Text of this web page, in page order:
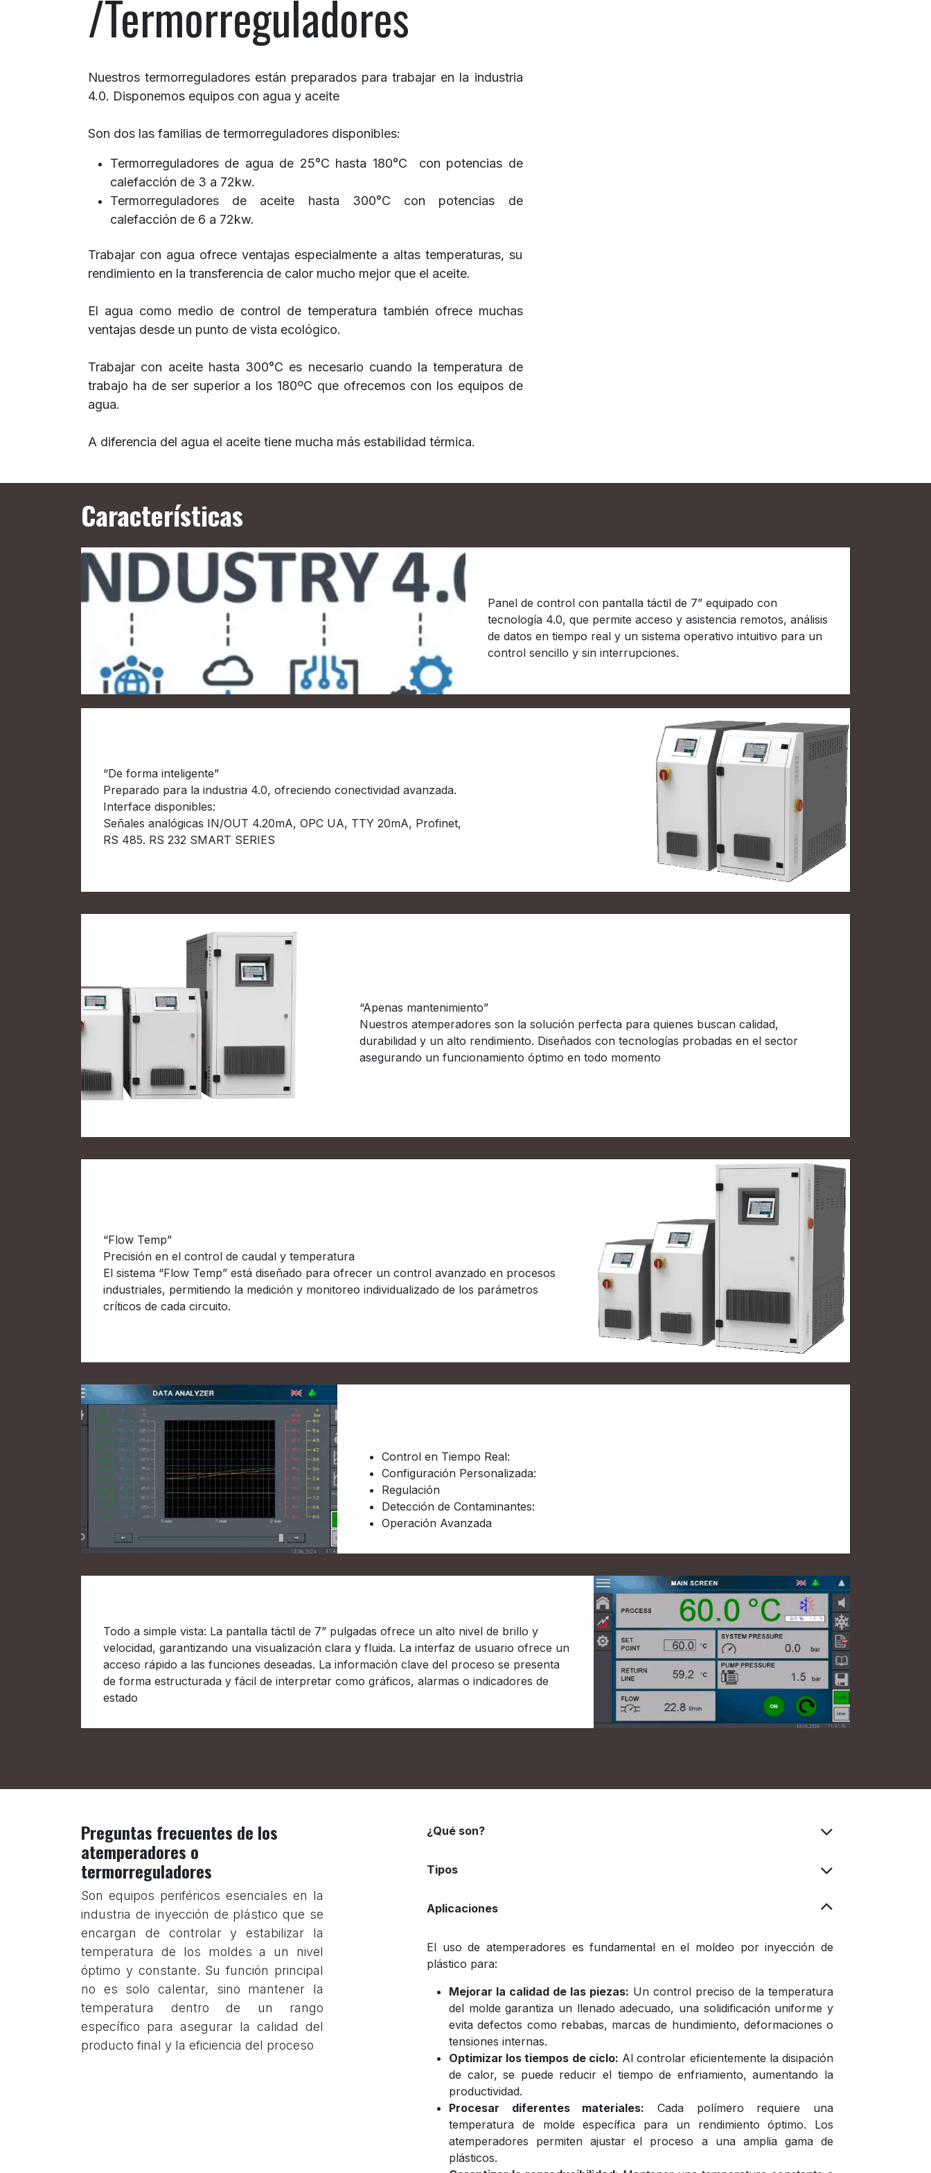
/Termorreguladores
Nuestros termorreguladores están preparados para trabajar en la industria
4.0. Disponemos equipos con agua y aceite
Son dos las familias de termorreguladores disponibles:
Termorreguladores de agua de 25°C hasta 180°C con potencias de
calefacción de 3 a 72kw.
Termorreguladores de aceite hasta 300°C con potencias de
calefacción de 6 a 72kw.
Trabajar con agua ofrece ventajas especialmente a altas temperaturas, su
rendimiento en la transferencia de calor mucho mejor que el aceite.
El agua como medio de control de temperatura también ofrece muchas
ventajas desde un punto de vista ecológico.
Trabajar con aceite hasta 300°C es necesario cuando la temperatura de
trabajo ha de ser superior a los 180ºC que ofrecemos con los equipos de
agua.
A diferencia del agua el aceite tiene mucha más estabilidad térmica.
Características
Panel de control con pantalla táctil de 7” equipado con
tecnología 4.0, que permite acceso y asistencia remotos, análisis
de datos en tiempo real y un sistema operativo intuitivo para un
control sencillo y sin interrupciones.
“De forma inteligente”
Preparado para la industria 4.0, ofreciendo conectividad avanzada.
Interface disponibles:
Señales analógicas IN/OUT 4.20mA, OPC UA, TTY 20mA, Profinet,
RS 485. RS 232 SMART SERIES
“Apenas mantenimiento”
Nuestros atemperadores son la solución perfecta para quienes buscan calidad,
durabilidad y un alto rendimiento. Diseñados con tecnologías probadas en el sector
asegurando un funcionamiento óptimo en todo momento
“Flow Temp”
Precisión en el control de caudal y temperatura
El sistema “Flow Temp” está diseñado para ofrecer un control avanzado en procesos
industriales, permitiendo la medición y monitoreo individualizado de los parámetros
críticos de cada circuito.
Control en Tiempo Real:
Configuración Personalizada:
Regulación
Detección de Contaminantes:
Operación Avanzada
Todo a simple vista: La pantalla táctil de 7” pulgadas ofrece un alto nivel de brillo y
velocidad, garantizando una visualización clara y fluida. La interfaz de usuario ofrece un
acceso rápido a las funciones deseadas. La información clave del proceso se presenta
de forma estructurada y fácil de interpretar como gráficos, alarmas o indicadores de
estado
Preguntas frecuentes de los
atemperadores o
termorreguladores
Son equipos periféricos esenciales en la
industria de inyección de plástico que se
encargan de controlar y estabilizar la
temperatura de los moldes a un nivel
óptimo y constante. Su función principal
no es solo calentar, sino mantener la
temperatura dentro de un rango
específico para asegurar la calidad del
producto final y la eficiencia del proceso
¿Qué son?
Tipos
Aplicaciones
El uso de atemperadores es fundamental en el moldeo por inyección de
plástico para:
Mejorar la calidad de las piezas: Un control preciso de la temperatura
del molde garantiza un llenado adecuado, una solidificación uniforme y
evita defectos como rebabas, marcas de hundimiento, deformaciones o
tensiones internas.
Optimizar los tiempos de ciclo: Al controlar eficientemente la disipación
de calor, se puede reducir el tiempo de enfriamiento, aumentando la
productividad.
Procesar diferentes materiales: Cada polímero requiere una
temperatura de molde específica para un rendimiento óptimo. Los
atemperadores permiten ajustar el proceso a una amplia gama de
plásticos.